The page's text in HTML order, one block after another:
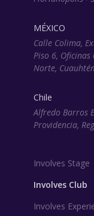
MÉXICO
Calle Colima,
Piso 6, Oficinas
Norte,
Chile
Alfredo Barros
Providencia,
Involves Stage
Involves Club
Involves